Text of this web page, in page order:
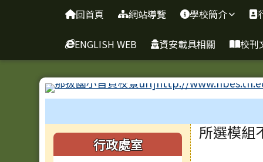
臺南市新化區那拔國民
回首頁 網站導覽 學校簡介
ENGLISH WEB 資安載具相關 校刊
左邊區域內容
行政處室 主內容
所選模組
頁尾區域